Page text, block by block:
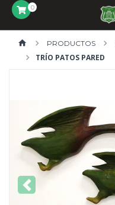
0
PRODUCTOS
TRÍO PATOS PARED
Previous